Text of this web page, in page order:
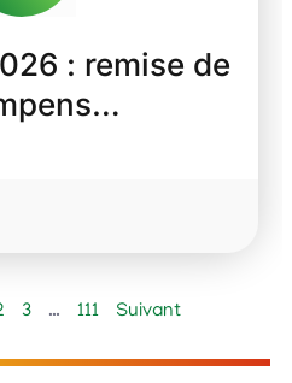
: remise de
3 … 111 Suivant